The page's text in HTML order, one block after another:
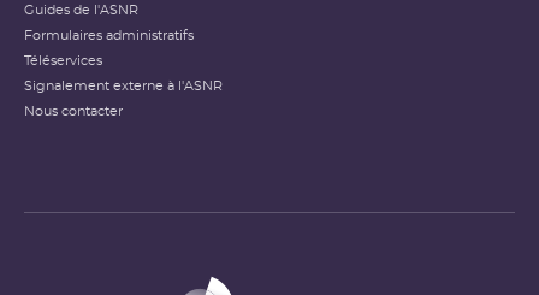
Guides de l'ASNR
Formulaires administratifs
Téléservices
Signalement externe à l'ASNR
Nous contacter